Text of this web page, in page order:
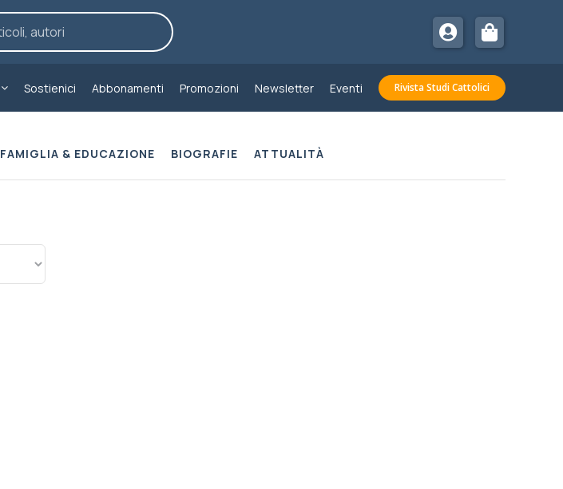
Sostienici Abbonamenti Promozioni Newsletter Eventi Rivista Studi Cattolici
FAMIGLIA & EDUCAZIONE BIOGRAFIE ATTUALITÀ